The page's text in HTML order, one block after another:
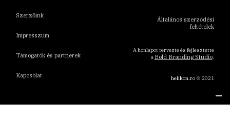
Szerzőink
Impresszum
Támogatók és partnerek
Kapcsolat
Általános szerződési
feltételek
A honlapot tervezte és fejlesztette
a Bold Branding Studio.
helikon.ro© 2021